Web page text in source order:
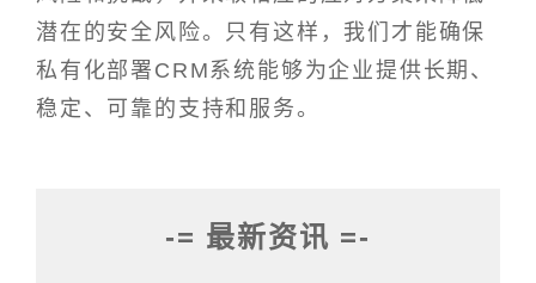
潜在的安全风险。只有这样，我们才能确保
私有化部署CRM系统能够为企业提供长期、
稳定、可靠的支持和服务。
-= 最新资讯 =-